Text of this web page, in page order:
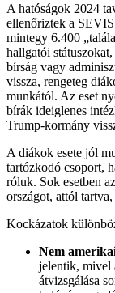
A hatóságok 2024
ellenőriztek a SEVIS
mintegy 6.400
hallgatói
bírság vagy
vissza, rengeteg
munkától. Az eset
bírák ideiglenes
Trump-kormány
A diákok esete jól
tartózkodó csoport,
róluk. Sok esetben
országot, attól
Kockázatok
Nem
jelentik, mivel
átvizsgálása